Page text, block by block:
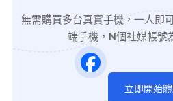
無需購買多台真實手機，一人即
端手機，N個社媒帳號
立即開始